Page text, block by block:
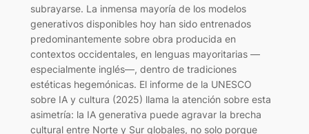
subrayarse. La inmensa mayoría de los modelos
generativos disponibles hoy han sido entrenados
predominantemente sobre obra producida en
contextos occidentales, en lenguas mayoritarias —
especialmente inglés—, dentro de tradiciones
estéticas hegemónicas. El informe de la UNESCO
sobre IA y cultura (2025) llama la atención sobre esta
asimetría: la IA generativa puede agravar la brecha
cultural entre Norte y Sur globales, no solo porque